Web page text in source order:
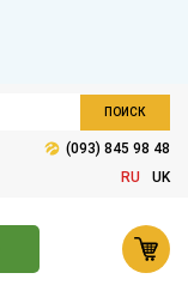
ПОИСК
(093) 845 98 48
RU UK